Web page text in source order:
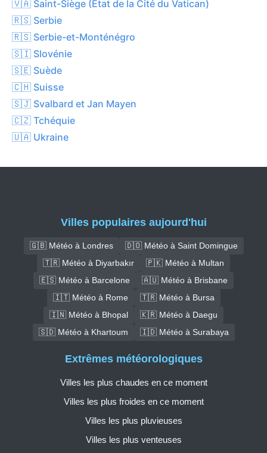
🇻🇦 Saint-Siège (État de la Cité du Vatican)
🇷🇸 Serbie
🇷🇸 Serbie-et-Monténégro
🇸🇮 Slovénie
🇸🇪 Suède
🇨🇭 Suisse
🇸🇯 Svalbard et Jan Mayen
🇨🇿 Tchéquie
🇺🇦 Ukraine
Villes populaires aujourd'hui
🇬🇧 Météo à Londres
🇩🇴 Météo à Saint Domingue
🇹🇷 Météo à Diyarbakır
🇵🇰 Météo à Multan
🇪🇸 Météo à Barcelone
🇦🇺 Météo à Brisbane
🇮🇹 Météo à Rome
🇹🇷 Météo à Bursa
🇮🇳 Météo à Bhopal
🇰🇷 Météo à Daegu
🇸🇩 Météo à Khartoum
🇮🇩 Météo à Surabaya
Extrêmes météorologiques
Villes les plus chaudes en ce moment
Villes les plus froides en ce moment
Villes les plus pluvieuses
Villes les plus venteuses